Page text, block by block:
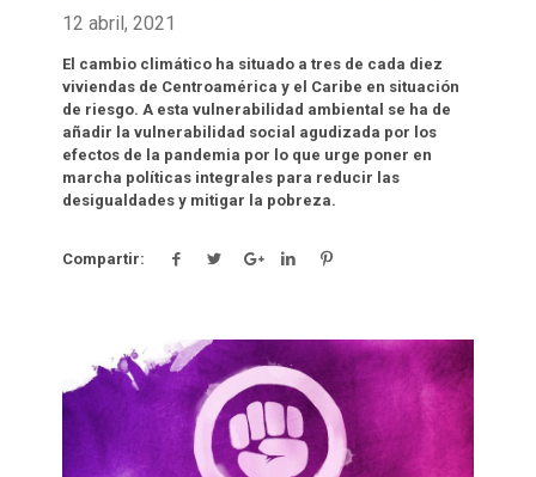
12 abril, 2021
El cambio climático ha situado a tres de cada diez
viviendas de Centroamérica y el Caribe en situación
de riesgo. A esta vulnerabilidad ambiental se ha de
añadir la vulnerabilidad social agudizada por los
efectos de la pandemia por lo que urge poner en
marcha políticas integrales para reducir las
desigualdades y mitigar la pobreza.
Compartir:
Click para leer más.